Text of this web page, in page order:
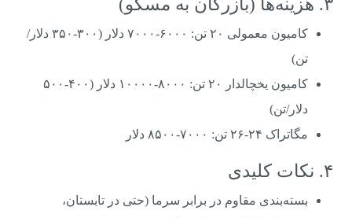
کامیون معمولی ۲۰ تن: ۶۰۰۰-۷۰۰۰ دلار (۳۰۰-۳۵۰ دلار/
تن)
کامیون یخچالدار ۲۰ تن: ۸۰۰۰-۱۰۰۰۰ دلار (۴۰۰-۵۰۰
دلار/تن)
مگاتراک ۲۴-۲۶ تن: ۷۰۰۰-۸۵۰۰ دلار
۴. نکات کلیدی
بسته‌بندی مقاوم در برابر سرما (حتی در تابستان،